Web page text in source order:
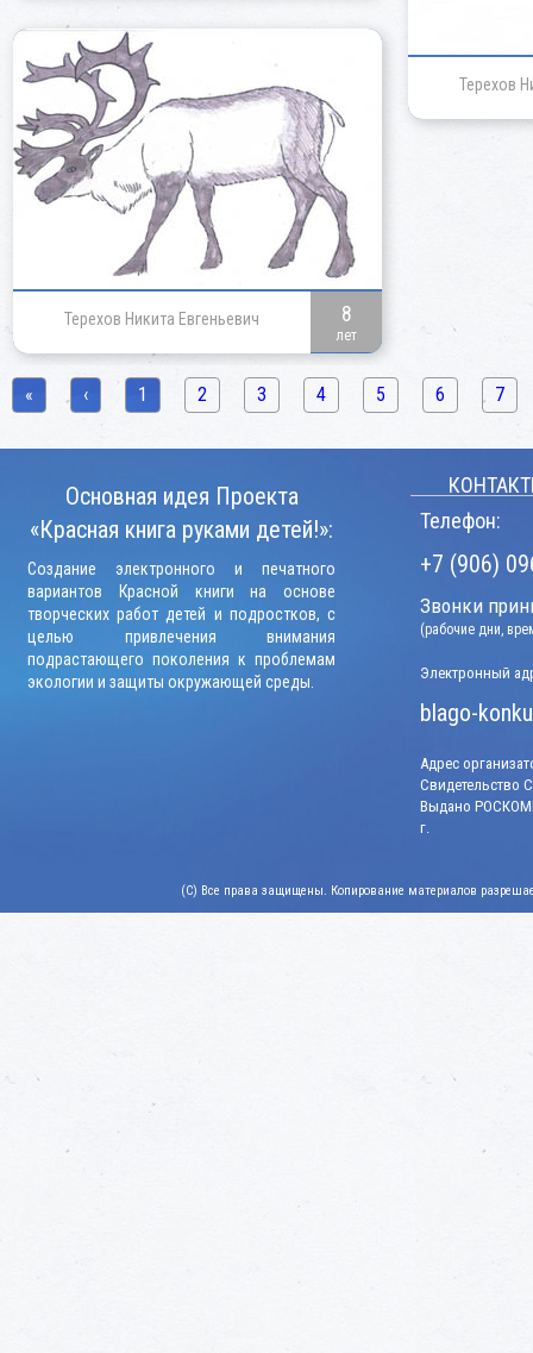
Терехов
Терехов Никита Евгеньевич 8
лет
« ‹ 1 2 3 4 5 6 7
Основная идея Проекта
«Красная книга руками детей!»:
Создание электронного и печатного
вариантов Красной книги на основе
творческих работ детей и подростков, с
целью привлечения внимания
подрастающего поколения к проблемам
экологии и защиты окружающей среды.
Телефон:
+7 (906)
Звонки
(рабочие дни,
Электронный
blago-
Адрес
Свидетельство
Выдано
г.
(C) Все права защищены. Копирование материалов